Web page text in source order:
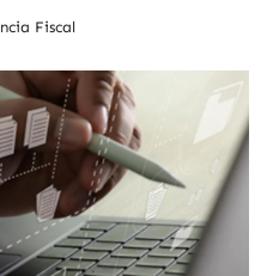
Fiscal